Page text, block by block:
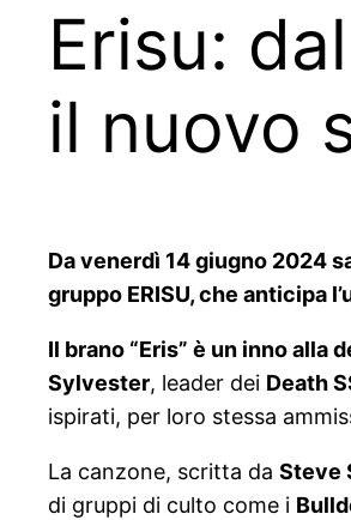
Erisu:
il nuovo
Da venerdì 14 giugno 2024
gruppo ERISU, che anticipa
Il brano “Eris” è un inno alla
Sylvester, leader dei Death
ispirati, per loro stessa
La canzone, scritta da Steve
di gruppi di culto come i